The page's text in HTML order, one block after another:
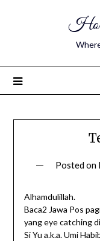
Posted on
Alhamdulillah.
Baca2 Jawa Pos
yang eye catching di
Si Yu a.k.a. Umi